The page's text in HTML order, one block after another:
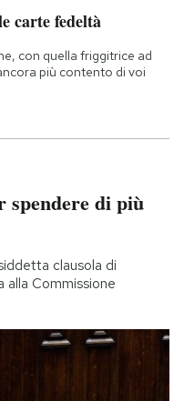
carte fedeltà
con quella friggitrice ad
più contento di voi
spendere di più
clausola di
alla Commissione